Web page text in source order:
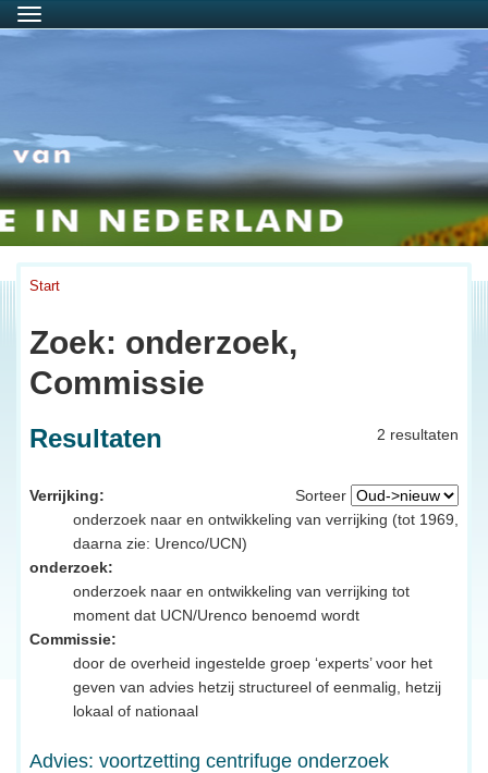
Menu
Start
Zoek: onderzoek,
Commissie
2 resultaten
Resultaten
Sorteer
Verrijking:
onderzoek naar en ontwikkeling van verrijking (tot 1969,
daarna zie: Urenco/UCN)
onderzoek:
onderzoek naar en ontwikkeling van verrijking tot
moment dat UCN/Urenco benoemd wordt
Commissie:
door de overheid ingestelde groep ‘experts’ voor het
geven van advies hetzij structureel of eenmalig, hetzij
lokaal of nationaal
Advies: voortzetting centrifuge onderzoek